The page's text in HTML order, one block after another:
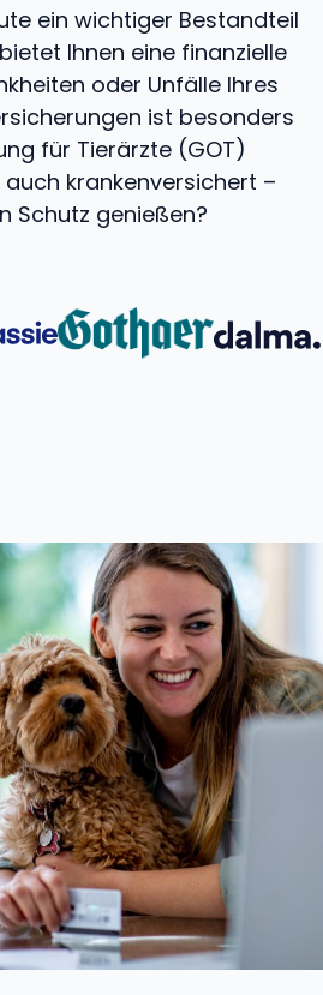
ein wichtiger Bestandteil
Ihnen eine finanzielle
oder Unfälle Ihres
ist besonders
für Tierärzte (GOT)
krankenversichert –
Schutz genießen?